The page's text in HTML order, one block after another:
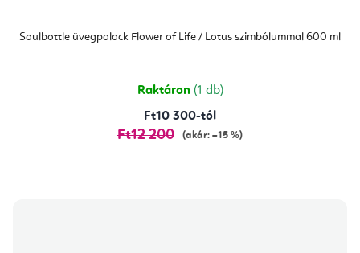
Soulbottle üvegpalack Flower of Life / Lotus szimbólummal 600 ml
Raktáron (1 db)
Ft10 300-tól
Ft12 200 (akár: –15 %)